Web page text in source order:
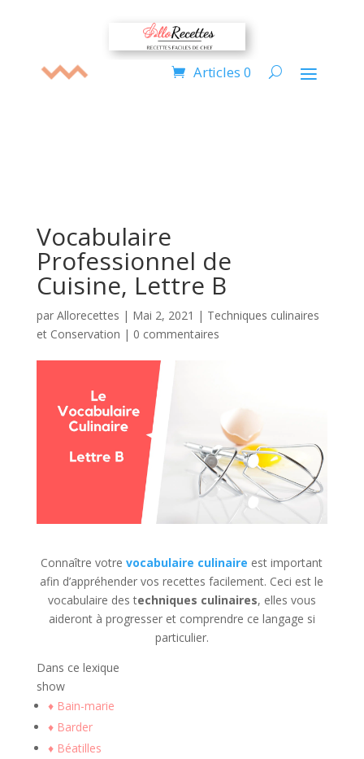
Articles 0
Vocabulaire
Professionnel de
Cuisine, Lettre B
par Allorecettes | Mai 2, 2021 | Techniques culinaires
et Conservation | 0 commentaires
Connaître votrevocabulaire culinaire est important
afin d’appréhender vos recettes facilement. Ceci est le
vocabulaire des techniques culinaires, elles vous
aideront à progresser et comprendre ce langage si
particulier.
Dans ce lexique
show
♦ Bain-marie
♦ Barder
♦ Béatilles